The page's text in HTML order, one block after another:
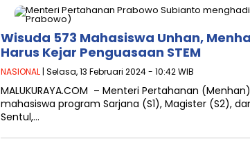
Wisuda 573 Mahasiswa Unhan,
Harus Kejar Penguasaan STEM
NASIONAL | Selasa, 13 Februari 2024 - 10:42 WIB
MALUKURAYA.COM – Menteri Pertahanan
mahasiswa program Sarjana (S1), Magister (S2),
Sentul,…